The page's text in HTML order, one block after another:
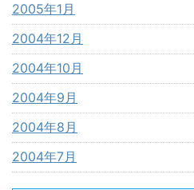
2005年1月
2004年12月
2004年10月
2004年9月
2004年8月
2004年7月